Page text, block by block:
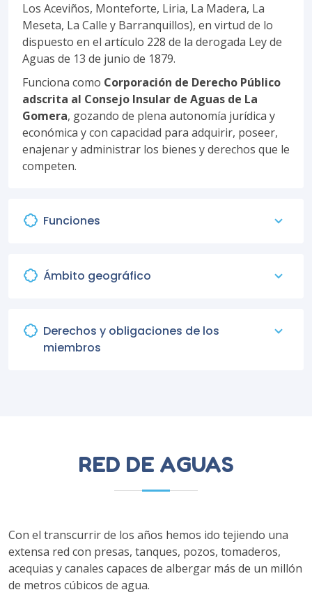
Los Aceviños, Monteforte, Liria, La Madera, La
Meseta, La Calle y Barranquillos), en virtud de lo
dispuesto en el artículo 228 de la derogada Ley de
Aguas de 13 de junio de 1879.
Funciona como Corporación de Derecho Público
adscrita al Consejo Insular de Aguas de La
Gomera, gozando de plena autonomía jurídica y
económica y con capacidad para adquirir, poseer,
enajenar y administrar los bienes y derechos que le
competen.
Funciones
Ámbito geográfico
Derechos y obligaciones de los
miembros
RED DE AGUAS
Con el transcurrir de los años hemos ido tejiendo una
extensa red con presas, tanques, pozos, tomaderos,
acequias y canales capaces de albergar más de un millón
de metros cúbicos de agua.